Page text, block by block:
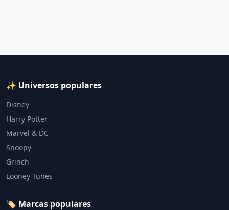
✨ Universos populares
Disney
Harry Potter
Marvel & DC
Snoopy
Grinch
Looney Tunes
🏷️ Marcas populares